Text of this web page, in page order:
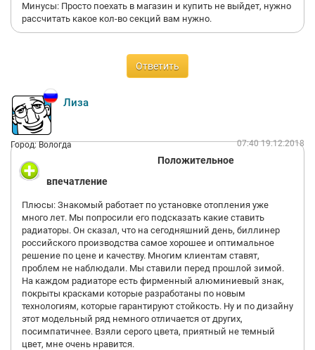
Минусы: Просто поехать в магазин и купить не выйдет, нужно
рассчитать какое кол-во секций вам нужно.
Ответить
Лиза
Город: Вологда 07:40 19.12.2018
Положительное
впечатление
Плюсы: Знакомый работает по установке отопления уже
много лет. Мы попросили его подсказать какие ставить
радиаторы. Он сказал, что на сегодняшний день, биллинер
российского производства самое хорошее и оптимальное
решение по цене и качеству. Многим клиентам ставят,
проблем не наблюдали. Мы ставили перед прошлой зимой.
На каждом радиаторе есть фирменный алюминиевый знак,
покрыты красками которые разработаны по новым
технологиям, которые гарантируют стойкость. Ну и по дизайну
этот модельный ряд немного отличается от других,
посимпатичнее. Взяли серого цвета, приятный не темный
цвет, мне очень нравится.